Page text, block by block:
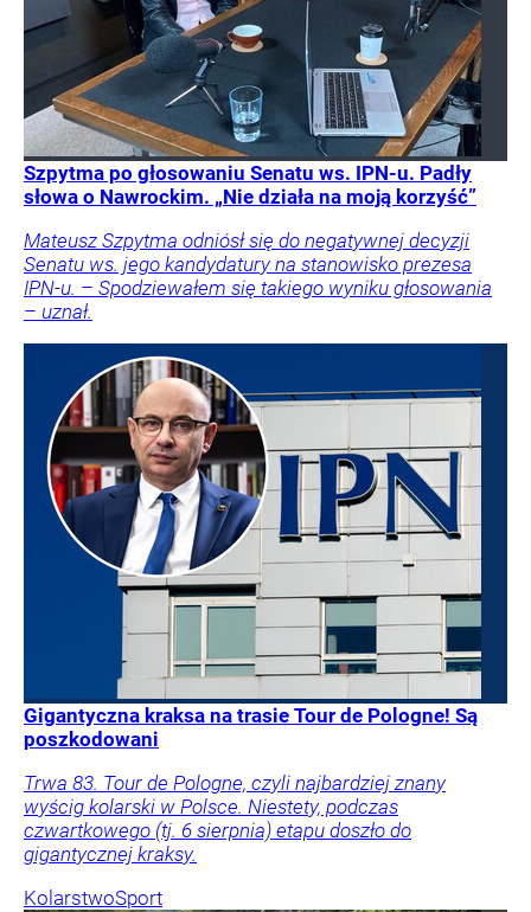
Szpytma po głosowaniu Senatu ws. IPN-u. Padły
słowa o Nawrockim. „Nie działa na moją korzyść”
Mateusz Szpytma odniósł się do negatywnej decyzji
Senatu ws. jego kandydatury na stanowisko prezesa
IPN-u. – Spodziewałem się takiego wyniku głosowania
– uznał.
Gigantyczna kraksa na trasie Tour de Pologne! Są
poszkodowani
Trwa 83. Tour de Pologne, czyli najbardziej znany
wyścig kolarski w Polsce. Niestety, podczas
czwartkowego (tj. 6 sierpnia) etapu doszło do
gigantycznej kraksy.
KolarstwoSport